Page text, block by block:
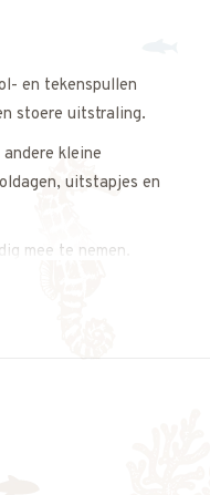
en tekenspullen
stoere uitstraling.
kleine
uitstapjes en
mee te nemen.